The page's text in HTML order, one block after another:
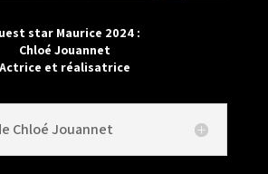
star Maurice 2024 :
Chloé Jouannet
Actrice et réalisatrice
Chloé Jouannet